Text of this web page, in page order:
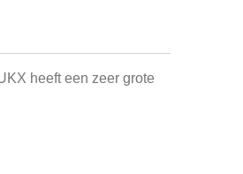
heeft een zeer grote